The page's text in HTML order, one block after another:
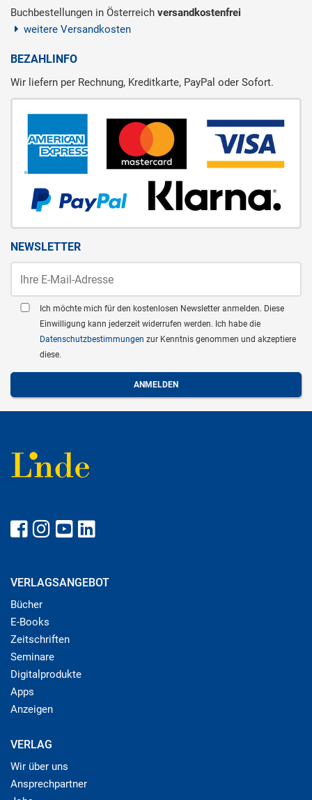
Buchbestellungen in Österreich versandkostenfrei
weitere Versandkosten
BEZAHLINFO
Wir liefern per Rechnung, Kreditkarte, PayPal oder Sofort.
NEWSLETTER
Ich möchte mich für den kostenlosen Newsletter anmelden. Diese
Einwilligung kann jederzeit widerrufen werden. Ich habe die
Datenschutzbestimmungen zur Kenntnis genommen und akzeptiere
diese.
VERLAGSANGEBOT
Bücher
E-Books
Zeitschriften
Seminare
Digitalprodukte
Apps
Anzeigen
VERLAG
Wir über uns
Ansprechpartner